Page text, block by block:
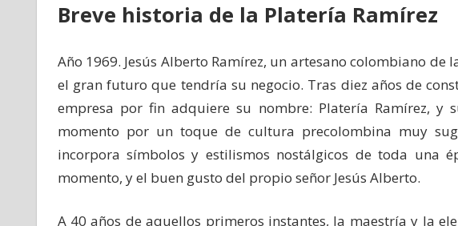
Breve historia de la Platería Ramírez
Año 1969. Jesús Alberto Ramírez, un artesano colombiano
el gran futuro que tendría su negocio. Tras diez años de
empresa por fin adquiere su nombre: Platería Ramírez, y
momento por un toque de cultura precolombina muy
incorpora símbolos y estilismos nostálgicos de toda una
momento, y el buen gusto del propio señor Jesús Alberto.
A 40 años de aquellos primeros instantes, la maestría y la